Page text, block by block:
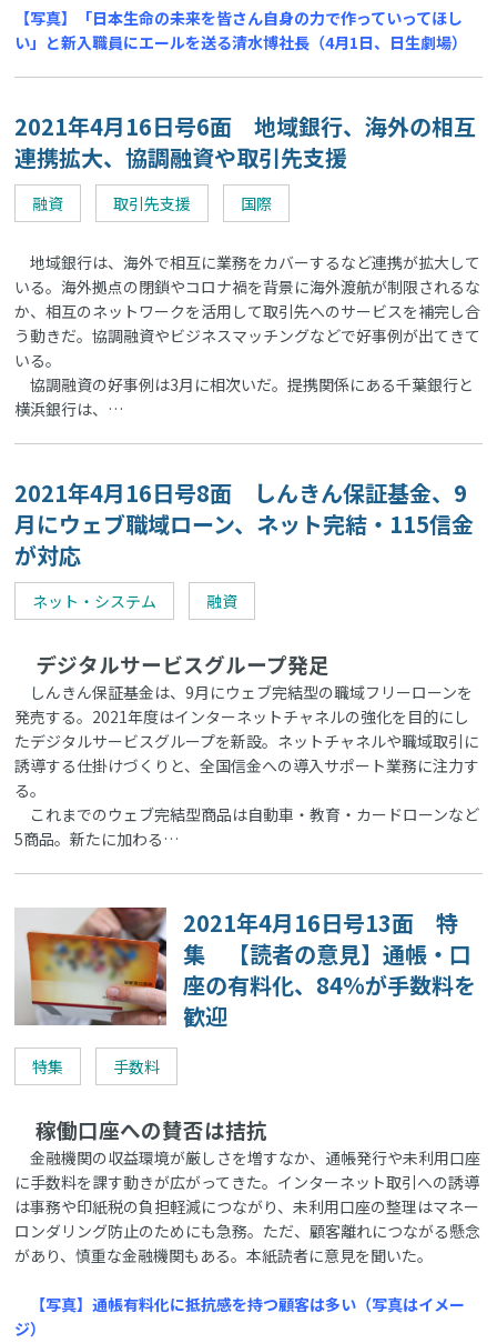
【写真】「日本生命の未来を皆さん自身の力で作っていってほし
い」と新入職員にエールを送る清水博社長（4月1日、日生劇場）
2021年4月16日号6面 地域銀行、海外の相互
連携拡大、協調融資や取引先支援
融資 取引先支援 国際
地域銀行は、海外で相互に業務をカバーするなど連携が拡大して
いる。海外拠点の閉鎖やコロナ禍を背景に海外渡航が制限されるな
か、相互のネットワークを活用して取引先へのサービスを補完し合
う動きだ。協調融資やビジネスマッチングなどで好事例が出てきて
いる。
協調融資の好事例は3月に相次いだ。提携関係にある千葉銀行と
横浜銀行は、…
2021年4月16日号8面 しんきん保証基金、9
月にウェブ職域ローン、ネット完結・115信金
が対応
ネット・システム 融資
デジタルサービスグループ発足
しんきん保証基金は、9月にウェブ完結型の職域フリーローンを
発売する。2021年度はインターネットチャネルの強化を目的にし
たデジタルサービスグループを新設。ネットチャネルや職域取引に
誘導する仕掛けづくりと、全国信金への導入サポート業務に注力す
る。
これまでのウェブ完結型商品は自動車・教育・カードローンなど
5商品。新たに加わる…
2021年4月16日号13面 特
集 【読者の意見】通帳・口
座の有料化、84％が手数料を
歓迎
特集 手数料
稼働口座への賛否は拮抗
金融機関の収益環境が厳しさを増すなか、通帳発行や未利用口座
に手数料を課す動きが広がってきた。インターネット取引への誘導
は事務や印紙税の負担軽減につながり、未利用口座の整理はマネー
ロンダリング防止のためにも急務。ただ、顧客離れにつながる懸念
があり、慎重な金融機関もある。本紙読者に意見を聞いた。
【写真】通帳有料化に抵抗感を持つ顧客は多い（写真はイメー
ジ）